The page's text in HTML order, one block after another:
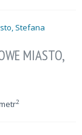
MIASTO,
2